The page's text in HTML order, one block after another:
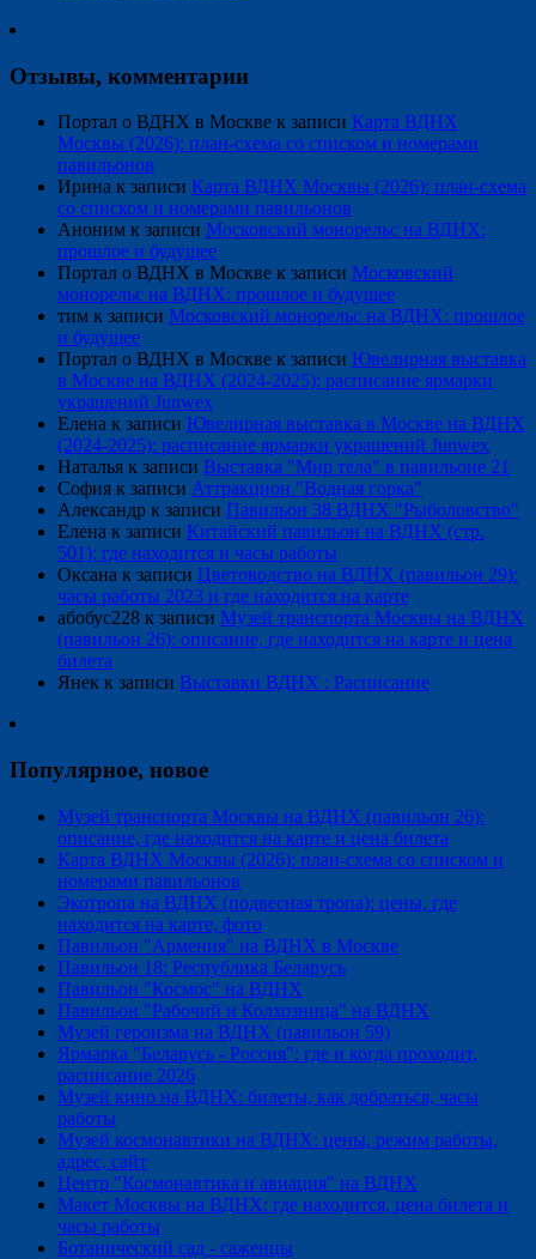
Отзывы, комментарии
Портал о ВДНХ в Москве к записи Карта ВДНХ
Москвы (2026): план-схема со списком и номерами
павильонов
Ирина к записи Карта ВДНХ Москвы (2026): план-схема
со списком и номерами павильонов
Аноним к записи Московский монорельс на ВДНХ:
прошлое и будущее
Портал о ВДНХ в Москве к записи Московский
монорельс на ВДНХ: прошлое и будущее
тим к записи Московский монорельс на ВДНХ: прошлое
и будущее
Портал о ВДНХ в Москве к записи Ювелирная выставка
в Москве на ВДНХ (2024-2025): расписание ярмарки
украшений Junwex
Елена к записи Ювелирная выставка в Москве на ВДНХ
(2024-2025): расписание ярмарки украшений Junwex
Наталья к записи Выставка "Мир тела" в павильоне 21
София к записи Аттракцион "Водная горка"
Александр к записи Павильон 38 ВДНХ "Рыболовство"
Елена к записи Китайский павильон на ВДНХ (стр.
501): где находится и часы работы
Оксана к записи Цветоводство на ВДНХ (павильон 29):
часы работы 2023 и где находится на карте
абобус228 к записи Музей транспорта Москвы на ВДНХ
(павильон 26): описание, где находится на карте и цена
билета
Янек к записи Выставки ВДНХ : Расписание
Популярное, новое
Музей транспорта Москвы на ВДНХ (павильон 26):
описание, где находится на карте и цена билета
Карта ВДНХ Москвы (2026): план-схема со списком и
номерами павильонов
Экотропа на ВДНХ (подвесная тропа): цены, где
находится на карте, фото
Павильон "Армения" на ВДНХ в Москве
Павильон 18: Республика Беларусь
Павильон "Космос" на ВДНХ
Павильон "Рабочий и Колхозница" на ВДНХ
Музей героизма на ВДНХ (павильон 59)
Ярмарка "Беларусь - Россия": где и когда проходит,
расписание 2026
Музей кино на ВДНХ: билеты, как добраться, часы
работы
Музей космонавтики на ВДНХ: цены, режим работы,
адрес, сайт
Центр "Космонавтика и авиация" на ВДНХ
Макет Москвы на ВДНХ: где находится, цена билета и
часы работы
Ботанический сад - саженцы